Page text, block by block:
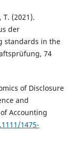
T. (2021).
der
standards in the
74
of Disclosure
and
Accounting
1475-